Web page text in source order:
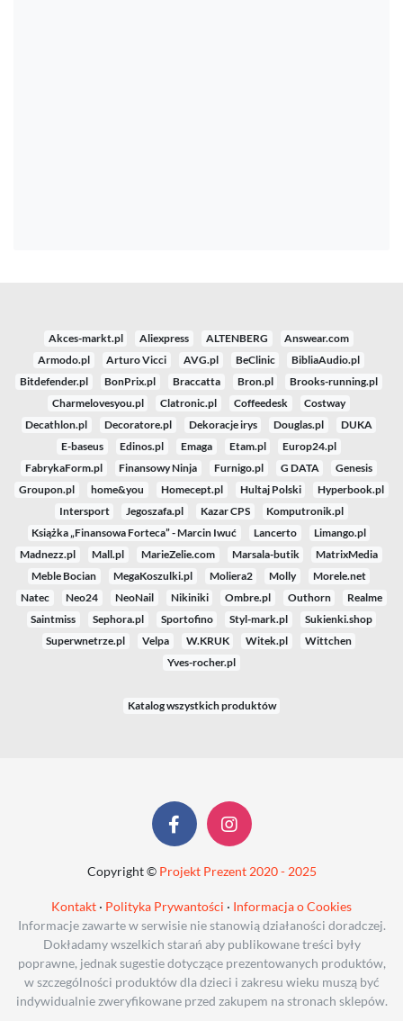
Akces-markt.pl Aliexpress ALTENBERG
Answear.com
Armodo.pl
Arturo Vicci AVG.pl BeClinic
BibliaAudio.pl
Bitdefender.pl
BonPrix.pl Braccatta Bron.pl
Brooks-running.pl
Charmelovesyou.pl
Clatronic.pl Coffeedesk
Costway
Decathlon.pl
Decoratore.pl Dekoracje irys Douglas.pl
DUKA
E-baseus
Edinos.pl Emaga Etam.pl
Europ24.pl
FabrykaForm.pl
Finansowy Ninja Furnigo.pl G DATA
Genesis
Groupon.pl
home&you Homecept.pl Hultaj Polski
Hyperbook.pl
Intersport
Jegoszafa.pl Kazar CPS
Komputronik.pl
Książka „Finansowa Forteca” - Marcin Iwuć
Lancerto
Limango.pl
Madnezz.pl
Mall.pl MarieZelie.com Marsala-butik
MatrixMedia
Meble Bocian
MegaKoszulki.pl Moliera2 Molly
Morele.net
Natec
Neo24 NeoNail Nikiniki Ombre.pl Outhorn
Realme
Saintmiss
Sephora.pl Sportofino Styl-mark.pl
Sukienki.shop
Superwnetrze.pl
Velpa W.KRUK Witek.pl
Wittchen
Yves-rocher.pl
Katalog wszystkich produktów
Copyright © Projekt Prezent 2020 - 2025
Kontakt · Polityka Prywantości · Informacja o Cookies
Informacje zawarte w serwisie nie stanowią działaności doradczej.
Dokładamy wszelkich starań aby publikowane treści były
poprawne, jednak sugestie dotyczące prezentowanych produktów,
w szczególności produktów dla dzieci i zakresu wieku muszą być
indywidualnie zweryfikowane przed zakupem na stronach sklepów.